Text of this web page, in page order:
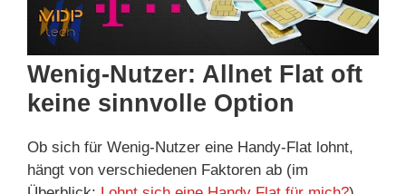
Wenig-Nutzer: Allnet Flat oft
keine sinnvolle Option
Ob sich für Wenig-Nutzer eine Handy-Flat lohnt,
hängt von verschiedenen Faktoren ab (im